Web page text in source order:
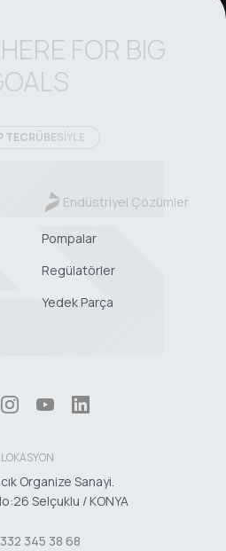
FOR BIG
TECRÜBESİYLE
Endüstriyel Çözümler
Pompalar
Regülatörler
Yedek Parça
LOKASYON
Organize Sanayi.
Selçuklu / KONYA
345 38 68